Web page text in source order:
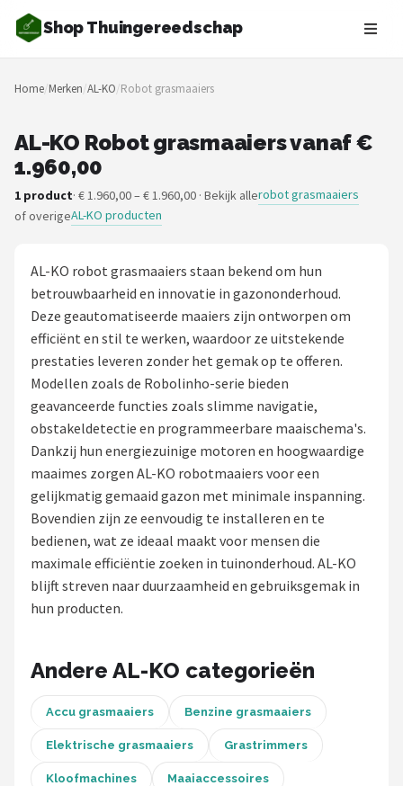
Shop Thuingereedschap
Zoeken
NAVIGATIE
Merken
Blog
Grasmaaiers
Hogedrukreinigers
Grastrimmers
Onkruidbranders
Shop
To the South
GARDENA
Husqvarna
Bosch
WORX
Home/Merken/AL-KO/Robot grasmaaiers
AL-KO Robot grasmaaiers vanaf €
1.960,00
1 product· € 1.960,00 – € 1.960,00 · Bekijk allerobot grasmaaiers
of overigeAL-KO producten
AL-KO robot grasmaaiers staan bekend om hun
betrouwbaarheid en innovatie in gazononderhoud.
Deze geautomatiseerde maaiers zijn ontworpen om
efficiënt en stil te werken, waardoor ze uitstekende
prestaties leveren zonder het gemak op te offeren.
Modellen zoals de Robolinho-serie bieden
geavanceerde functies zoals slimme navigatie,
obstakeldetectie en programmeerbare maaischema's.
Dankzij hun energiezuinige motoren en hoogwaardige
maaimes zorgen AL-KO robotmaaiers voor een
gelijkmatig gemaaid gazon met minimale inspanning.
Bovendien zijn ze eenvoudig te installeren en te
bedienen, wat ze ideaal maakt voor mensen die
maximale efficiëntie zoeken in tuinonderhoud. AL-KO
blijft streven naar duurzaamheid en gebruiksgemak in
hun producten.
Andere AL-KO categorieën
Accu grasmaaiers Benzine grasmaaiers
Elektrische grasmaaiers Grastrimmers
Kloofmachines Maaiaccessoires